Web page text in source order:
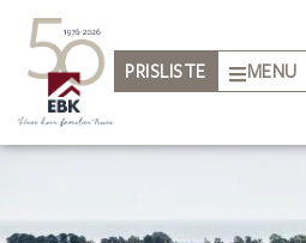
MENU
PRISLISTE